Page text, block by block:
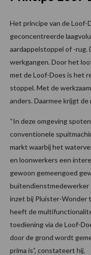
Het principe van de Loof-
geconcentreerde
aardappelstoppel of -rug.
werkgangen. Door het
met de Loof-Does is het
stoppel. Met de
anders. Daarmee krijgt
“In deze omgeving
conventionele
markt waarbij het
en loonwerkers een
gewoon gemeengoed
buitendienstmedewerker
inzet bij Pluister-Wonder
heeft de
toediening via de Loof-
door de grond wordt
prima is”, constateert hij.